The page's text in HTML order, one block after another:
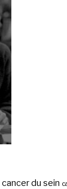
cancer du sein